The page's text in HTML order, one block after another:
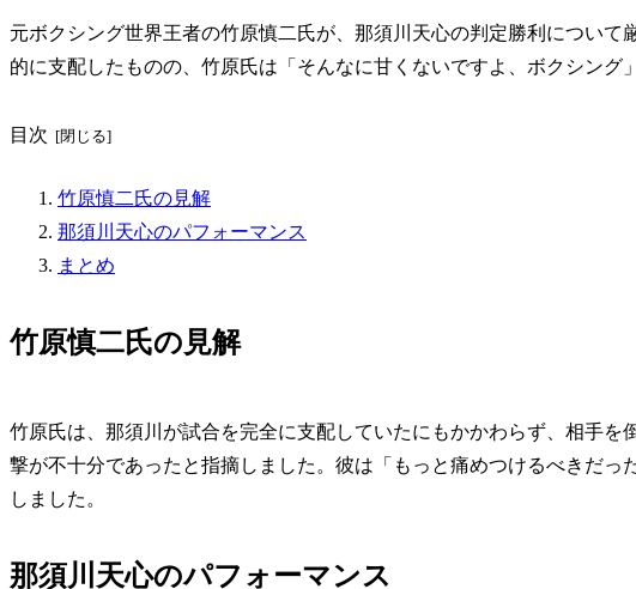
元ボクシング世界王者の竹原慎二氏が、那須川天心の判定勝利について
的に支配したものの、竹原氏は「そんなに甘くないですよ、ボクシング
目次
竹原慎二氏の見解
那須川天心のパフォーマンス
まとめ
竹原慎二氏の見解
竹原氏は、那須川が試合を完全に支配していたにもかかわらず、相手を
撃が不十分であったと指摘しました。彼は「もっと痛めつけるべきだっ
しました。
那須川天心のパフォーマンス